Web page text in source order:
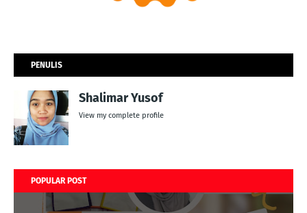
PENULIS
Shalimar Yusof
View my complete profile
POPULAR POST